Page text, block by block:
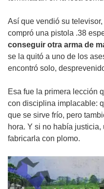
Así que vendió su
compró una pistola .38
conseguir otra arma de
se la quitó a uno de los
encontró solo,
Esa fue la primera lección
con disciplina implacable:
que se sirve frío, pero
hora. Y si no había
fabricarla con plomo.